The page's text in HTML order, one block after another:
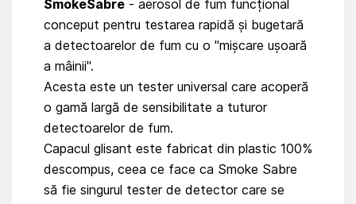
SmokeSabre - aerosol de fum funcțional
conceput pentru testarea rapidă și bugetară
a detectoarelor de fum cu o "mișcare ușoară
a mâinii".
Acesta este un tester universal care acoperă
o gamă largă de sensibilitate a tuturor
detectoarelor de fum.
Capacul glisant este fabricat din plastic 100%
descompus, ceea ce face ca Smoke Sabre
să fie singurul tester de detector care se